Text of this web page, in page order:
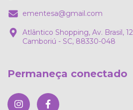
ementesa@gmail.com
Atlântico Shopping, Av. Brasil,
Camboriú - SC, 88330-048
Permaneça conectado